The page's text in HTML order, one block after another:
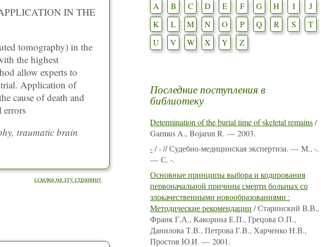
IN THE
tomography) in the
the highest
allow experts to
trial. Application of
cause of death and
errors
traumatic brain
ссылка на эту страницу
A
B C D E F G H I
J
K
L M N O P Q R S
T
U
V W X Y Z
Последние поступления в
библиотеку
Determination of the burial time of skeletal remains/
Garmus A., Bojarun R. — 2003.
-/ - // Судебно-медицинская экспертиза. — М., -.
— С. -.
Основные принципы выбора и кодирования
первоначальной причины смерти больных со
злокачественными новообразованиями :
Методические рекомендации / Старинский В.В.,
Франк Г.А., Какорина Е.П., Грецова О.П.,
Данилова Т.В., Петрова Г.В., Харченко Н.В.,
Простов Ю.И. — 2001.